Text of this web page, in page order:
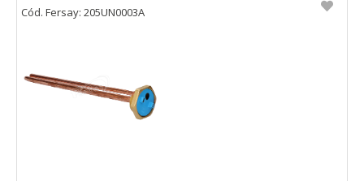
Cód. Fersay: 205UN0003A